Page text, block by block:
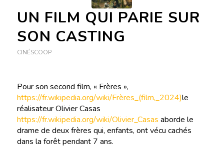
UN FILM QUI PARIE SUR
SON CASTING
CINÉSCOOP
Pour son second film, « Frères »,
https://fr.wikipedia.org/wiki/Frères_(film,_2024)le
réalisateur Olivier Casas
https://fr.wikipedia.org/wiki/Olivier_Casas aborde le
drame de deux frères qui, enfants, ont vécu cachés
dans la forêt pendant 7 ans.